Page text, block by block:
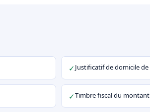
✓Justificatif de domicile
✓Timbre fiscal du